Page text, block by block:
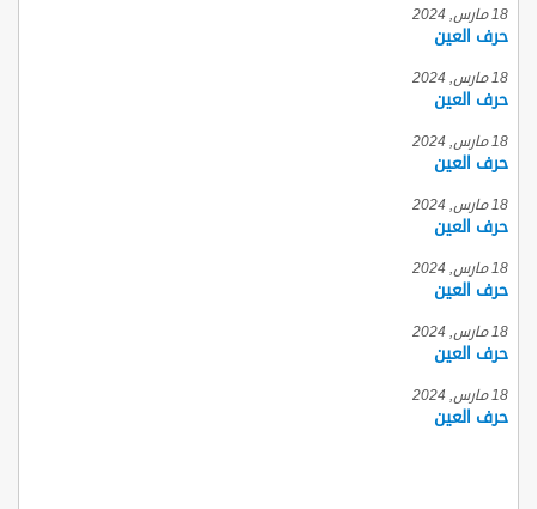
18 مارس, 2024
حرف العين
18 مارس, 2024
حرف العين
18 مارس, 2024
حرف العين
18 مارس, 2024
حرف العين
18 مارس, 2024
حرف العين
18 مارس, 2024
حرف العين
18 مارس, 2024
حرف العين